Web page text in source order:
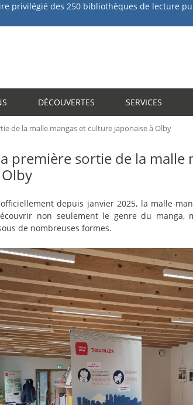
Aller
des 250 bibliothèques de lecture
DÉCOUVERTES SERVICES
de la malle mangas et culture japonaise à Olby
première sortie de la malle
depuis janvier 2025, la malle
non seulement le genre du manga,
de nombreuses formes.